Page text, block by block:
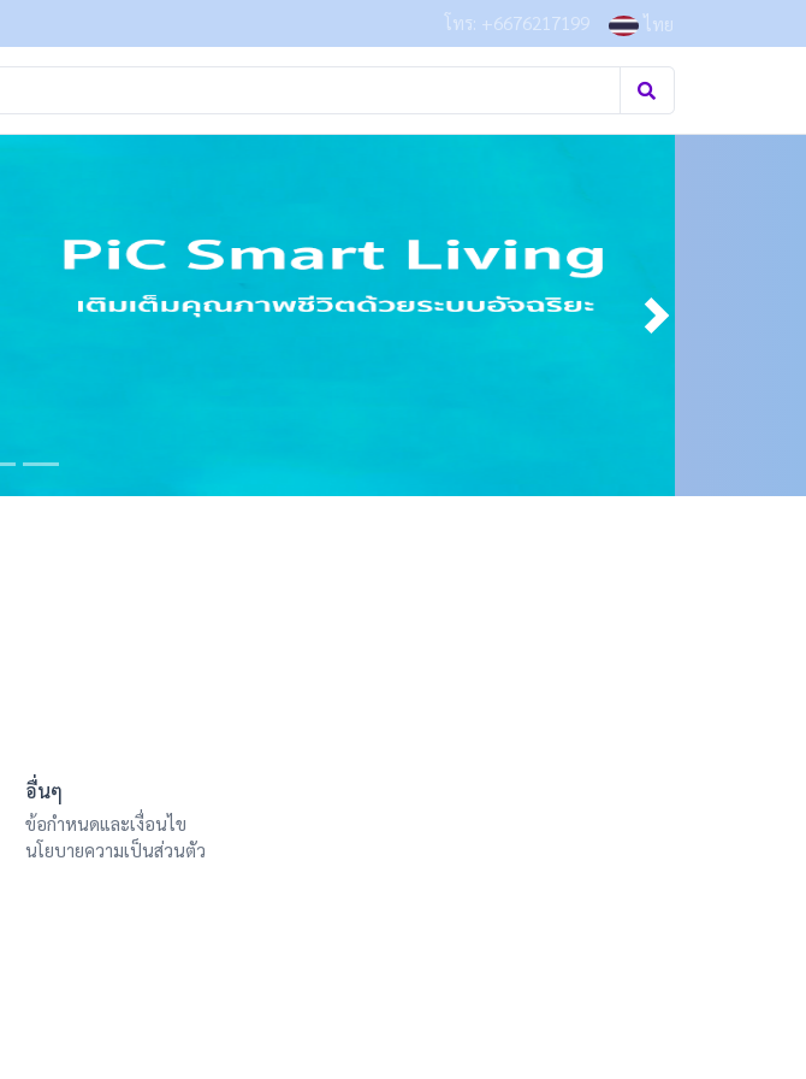
โทร: +6676217199 ไทย
อื่นๆ
ข้อกำหนดและเงื่อนไข
นโยบายความเป็นส่วนตัว